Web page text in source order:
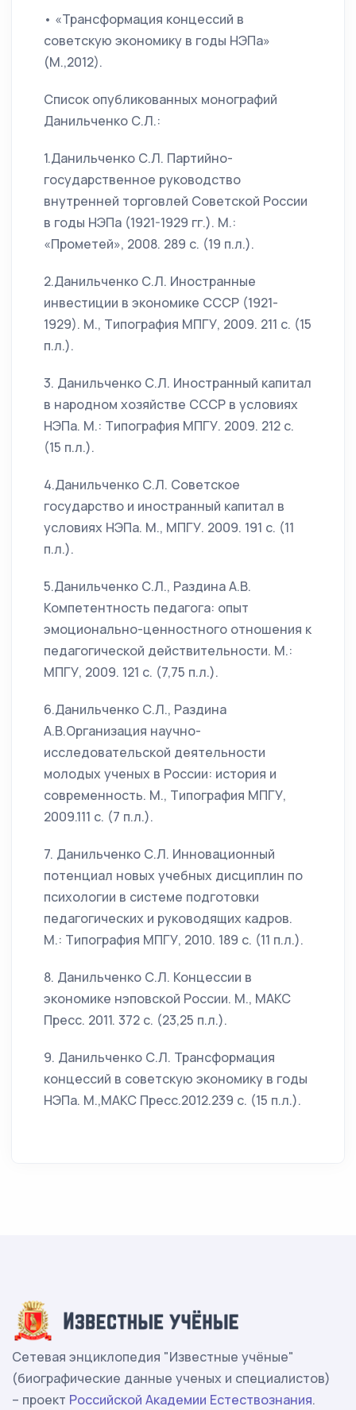
• «Трансформация концессий в
советскую экономику в годы НЭПа»
(М.,2012).
Список опубликованных монографий
Данильченко С.Л.:
1.Данильченко С.Л. Партийно-
государственное руководство
внутренней торговлей Советской России
в годы НЭПа (1921-1929 гг.). М.:
«Прометей», 2008. 289 с. (19 п.л.).
2.Данильченко С.Л. Иностранные
инвестиции в экономике СССР (1921-
1929). М., Типография МПГУ, 2009. 211 с. (15
п.л.).
3. Данильченко С.Л. Иностранный капитал
в народном хозяйстве СССР в условиях
НЭПа. М.: Типография МПГУ. 2009. 212 с.
(15 п.л.).
4.Данильченко С.Л. Советское
государство и иностранный капитал в
условиях НЭПа. М., МПГУ. 2009. 191 с. (11
п.л.).
5.Данильченко С.Л., Раздина А.В.
Компетентность педагога: опыт
эмоционально-ценностного отношения к
педагогической действительности. М.:
МПГУ, 2009. 121 с. (7,75 п.л.).
6.Данильченко С.Л., Раздина
А.В.Организация научно-
исследовательской деятельности
молодых ученых в России: история и
современность. М., Типография МПГУ,
2009.111 с. (7 п.л.).
7. Данильченко С.Л. Инновационный
потенциал новых учебных дисциплин по
психологии в системе подготовки
педагогических и руководящих кадров.
М.: Типография МПГУ, 2010. 189 с. (11 п.л.).
8. Данильченко С.Л. Концессии в
экономике нэповской России. М., МАКС
Пресс. 2011. 372 с. (23,25 п.л.).
9. Данильченко С.Л. Трансформация
концессий в советскую экономику в годы
НЭПа. М.,МАКС Пресс.2012.239 с. (15 п.л.).
Сетевая энциклопедия "Известные учёные"
(биографические данные ученых и специалистов)
– проект Российской Академии Естествознания.